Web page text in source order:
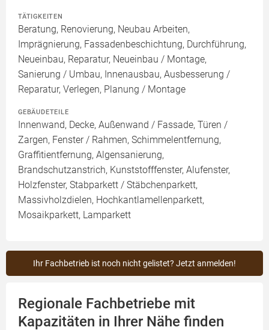
TÄTIGKEITEN
Beratung, Renovierung, Neubau Arbeiten,
Imprägnierung, Fassadenbeschichtung, Durchführung,
Neueinbau, Reparatur, Neueinbau / Montage,
Sanierung / Umbau, Innenausbau, Ausbesserung /
Reparatur, Verlegen, Planung / Montage
GEBÄUDETEILE
Innenwand, Decke, Außenwand / Fassade, Türen /
Zargen, Fenster / Rahmen, Schimmelentfernung,
Graffitientfernung, Algensanierung,
Brandschutzanstrich, Kunststofffenster, Alufenster,
Holzfenster, Stabparkett / Stäbchenparkett,
Massivholzdielen, Hochkantlamellenparkett,
Mosaikparkett, Lamparkett
Ihr Fachbetrieb ist noch nicht gelistet? Jetzt anmelden!
Regionale Fachbetriebe mit
Kapazitäten in Ihrer Nähe finden